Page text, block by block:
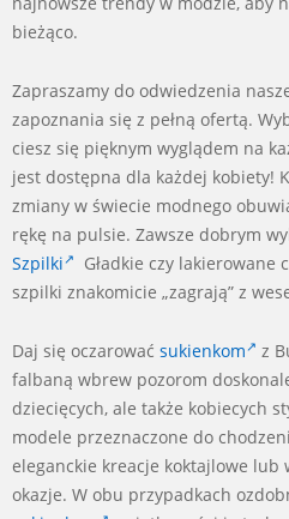
bieżąco.
Zapraszamy do odwiedzenia
zapoznania się z pełną ofertą.
ciesz się pięknym wyglądem na
jest dostępna dla każdej kobiety!
zmiany w świecie modnego
rękę na pulsie. Zawsze dobrym
Szpilki
Gładkie czy lakierowane
szpilki znakomicie „zagrają” z
Daj się oczarować sukienkom
z
falbaną wbrew pozorom
dziecięcych, ale także kobiecych
modele przeznaczone do
eleganckie kreacje koktajlowe lub
okazje. W obu przypadkach